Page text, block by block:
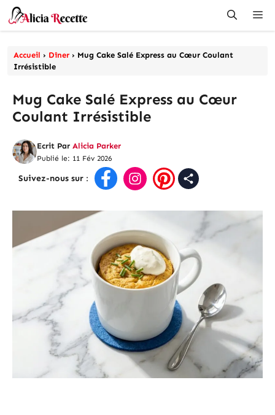
Aller
au
Accueil › Dîner › Mug Cake Salé Express au Cœur Coulant
Irrésistible
Mug Cake Salé Express au Cœur
Coulant Irrésistible
Ecrit Par Alicia Parker
Publié le: 11 Fév 2026
Suivez-nous sur :